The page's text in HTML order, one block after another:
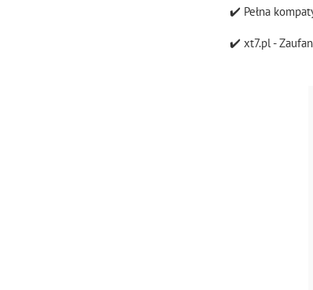
✔️ Pełna
✔️ xt7.pl -